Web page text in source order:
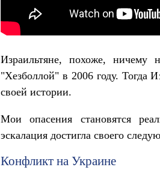
Израильтяне, похоже, ничему
"Хезболлой" в 2006 году. Тогда
своей истории.
Мои опасения становятся
эскалация достигла своего
Конфликт на Украине